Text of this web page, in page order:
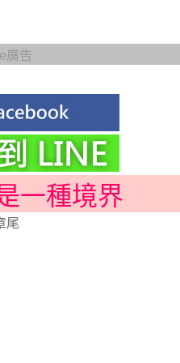
廣告
一種境界
尾